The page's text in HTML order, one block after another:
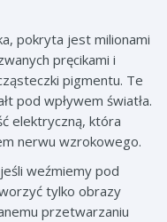
pokryta jest milionami
pręcikami i
pigmentu. Te
pod wpływem światła.
elektryczną, która
nerwu wzrokowego.
weźmiemy pod
tylko obrazy
przetwarzaniu